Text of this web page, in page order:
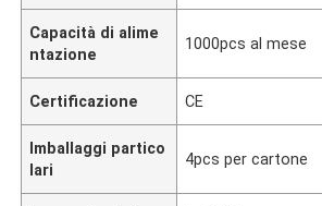
Capacità di alime
ntazione
1000pcs al mese
Certificazione CE
Imballaggi partico
lari
4pcs per cartone